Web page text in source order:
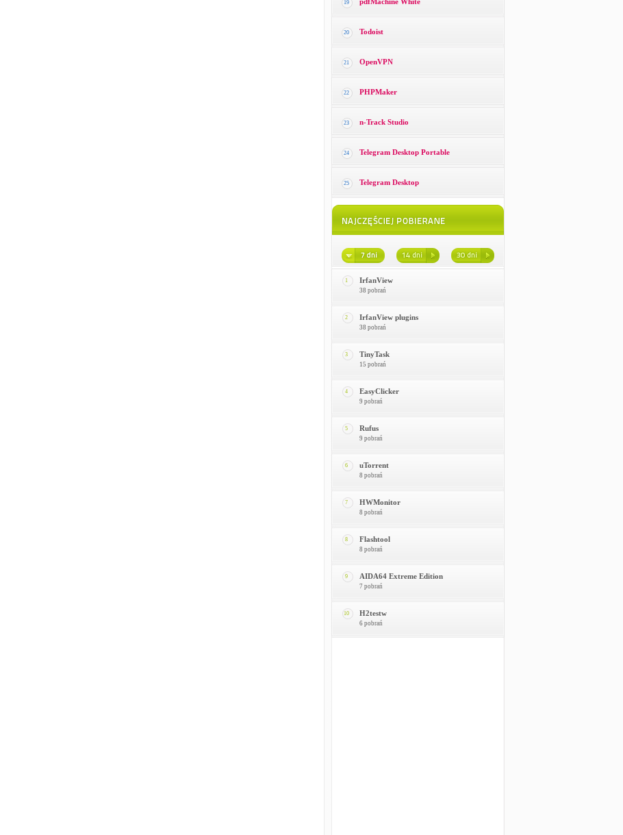
19
20 Todoist
21 OpenVPN
22 PHPMaker
23 n-Track Studio
24 Telegram Desktop Portable
25 Telegram Desktop
1 IrfanView
38 pobrań
2 IrfanView plugins
38 pobrań
3 TinyTask
15 pobrań
4 EasyClicker
9 pobrań
5 Rufus
9 pobrań
6 uTorrent
8 pobrań
7 HWMonitor
8 pobrań
8 Flashtool
8 pobrań
9 AIDA64 Extreme Edition
7 pobrań
10 H2testw
6 pobrań